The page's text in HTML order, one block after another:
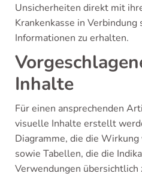
Unsicherheiten direkt mit
Krankenkasse in Verbindung
Informationen zu erhalten.
Inhalte
Für einen ansprechenden
visuelle Inhalte erstellt
Diagramme, die die
sowie Tabellen, die die
Verwendungen übersichtlich